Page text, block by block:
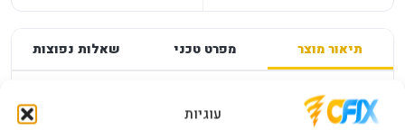
עוגיות
תיאור מוצר מפרט טכני שאלות נפוצות
מפרט —